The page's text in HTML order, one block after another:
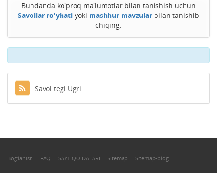
Bundanda ko'proq ma'lumotlar bilan tanishish uchun
Savollar ro'yhati yoki mashhur mavzular bilan tanishib
chiqing.
Savol tegi Ugri
Bog'lanish FAQ SAYT QOIDALARI Sitemap Sitemap-blog